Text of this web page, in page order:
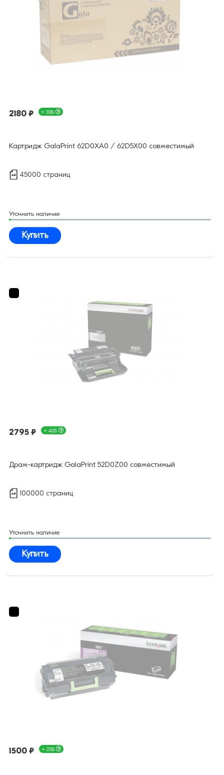
2180 ₽ + 33Б
Картридж GalaPrint 62D0XA0 / 62D5X00 совместимый
45000 страниц
Уточнить наличие
Купить
2795 ₽ + 42Б
Драм-картридж GalaPrint 52D0Z00 совместимый
100000 страниц
Уточнить наличие
Купить
1500 ₽ + 23Б